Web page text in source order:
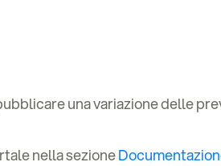
una variazione delle
nella sezione